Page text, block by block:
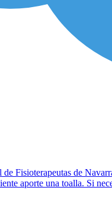
Fisioterapeutas de
aporte una toalla. Si